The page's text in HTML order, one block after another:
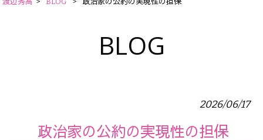
BLOG
2026/06/17
政治家の公約の実現性の担保